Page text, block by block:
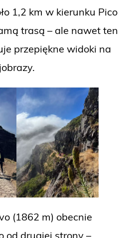
1,2 km w kierunku Pico
trasą – ale nawet ten
przepiękne widoki na
(1862 m) obecnie
od drugiej strony –